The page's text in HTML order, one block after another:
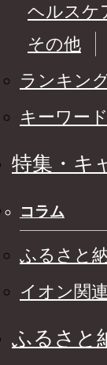
ヘルスケ
その他
ランキン
キーワー
特集・キ
コラム
ふるさと
イオン関連
ふるさと